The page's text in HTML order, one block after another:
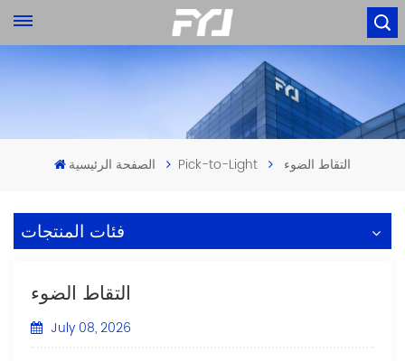
الصفحة الرئيسية Pick-to-Light التقاط الضوء
فئات المنتجات
التقاط الضوء
July 08, 2026